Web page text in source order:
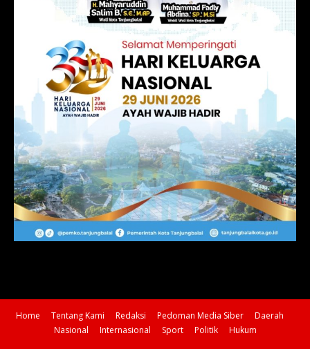
Home Tentang Kami Redaksi Pedoman Media Siber
Daerah
Nasional
Internasional Sport Politik Hukum